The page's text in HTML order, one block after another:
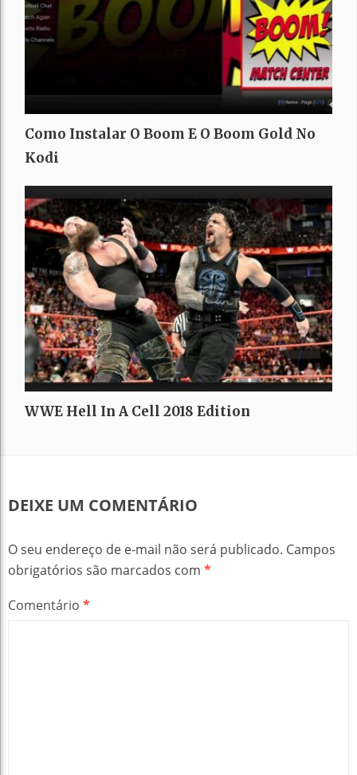
Como Instalar O Boom E O Boom Gold No
Kodi
WWE Hell In A Cell 2018 Edition
DEIXE UM COMENTÁRIO
O seu endereço de e-mail não será publicado. Campos
obrigatórios são marcados com *
Comentário *